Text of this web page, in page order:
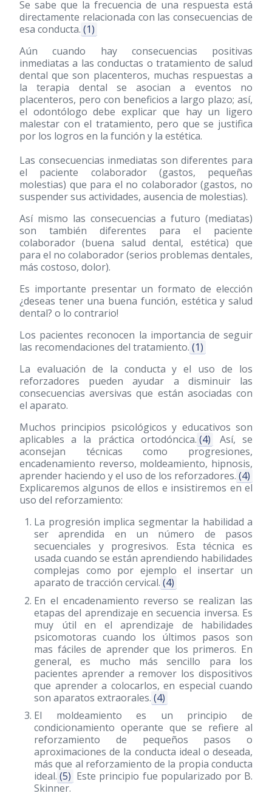
Se sabe que la frecuencia de una respuesta está
directamente relacionada con las consecuencias de
esa conducta. (1)
Aún cuando hay consecuencias positivas
inmediatas a las conductas o tratamiento de salud
dental que son placenteros, muchas respuestas a
la terapia dental se asocian a eventos no
placenteros, pero con beneficios a largo plazo; así,
el odontólogo debe explicar que hay un ligero
malestar con el tratamiento, pero que se justifica
por los logros en la función y la estética.
Las consecuencias inmediatas son diferentes para
el paciente colaborador (gastos, pequeñas
molestias) que para el no colaborador (gastos, no
suspender sus actividades, ausencia de molestias).
Así mismo las consecuencias a futuro (mediatas)
son también diferentes para el paciente
colaborador (buena salud dental, estética) que
para el no colaborador (serios problemas dentales,
más costoso, dolor).
Es importante presentar un formato de elección
¿deseas tener una buena función, estética y salud
dental? o lo contrario!
Los pacientes reconocen la importancia de seguir
las recomendaciones del tratamiento. (1)
La evaluación de la conducta y el uso de los
reforzadores pueden ayudar a disminuir las
consecuencias aversivas que están asociadas con
el aparato.
Muchos principios psicológicos y educativos son
aplicables a la práctica ortodóncica. (4)
Así, se
aconsejan técnicas como progresiones,
encadenamiento reverso, moldeamiento, hipnosis,
aprender haciendo y el uso de los reforzadores. (4)
Explicaremos algunos de ellos e insistiremos en el
uso del reforzamiento:
La progresión implica segmentar la habilidad a
ser aprendida en un número de pasos
secuenciales y progresivos. Esta técnica es
usada cuando se están aprendiendo habilidades
complejas como por ejemplo el insertar un
aparato de tracción cervical. (4)
En el encadenamiento reverso se realizan las
etapas del aprendizaje en secuencia inversa. Es
muy útil en el aprendizaje de habilidades
psicomotoras cuando los últimos pasos son
mas fáciles de aprender que los primeros. En
general, es mucho más sencillo para los
pacientes aprender a remover los dispositivos
que aprender a colocarlos, en especial cuando
son aparatos extraorales. (4)
El moldeamiento es un principio de
condicionamiento operante que se refiere al
reforzamiento de pequeños pasos o
aproximaciones de la conducta ideal o deseada,
más que al reforzamiento de la propia conducta
ideal. (5) Este principio fue popularizado por B.
Skinner.